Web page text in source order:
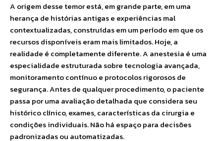
A origem desse temor está, em grande parte, em uma
herança de histórias antigas e experiências mal
contextualizadas, construídas em um período em que os
recursos disponíveis eram mais limitados. Hoje, a
realidade é completamente diferente. A anestesia é uma
especialidade estruturada sobre tecnologia avançada,
monitoramento contínuo e protocolos rigorosos de
segurança. Antes de qualquer procedimento, o paciente
passa por uma avaliação detalhada que considera seu
histórico clínico, exames, características da cirurgia e
condições individuais. Não há espaço para decisões
padronizadas ou automatizadas.